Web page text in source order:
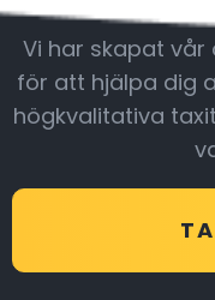
Vi har skapat
för att hjälpa dig
högkvalitativa